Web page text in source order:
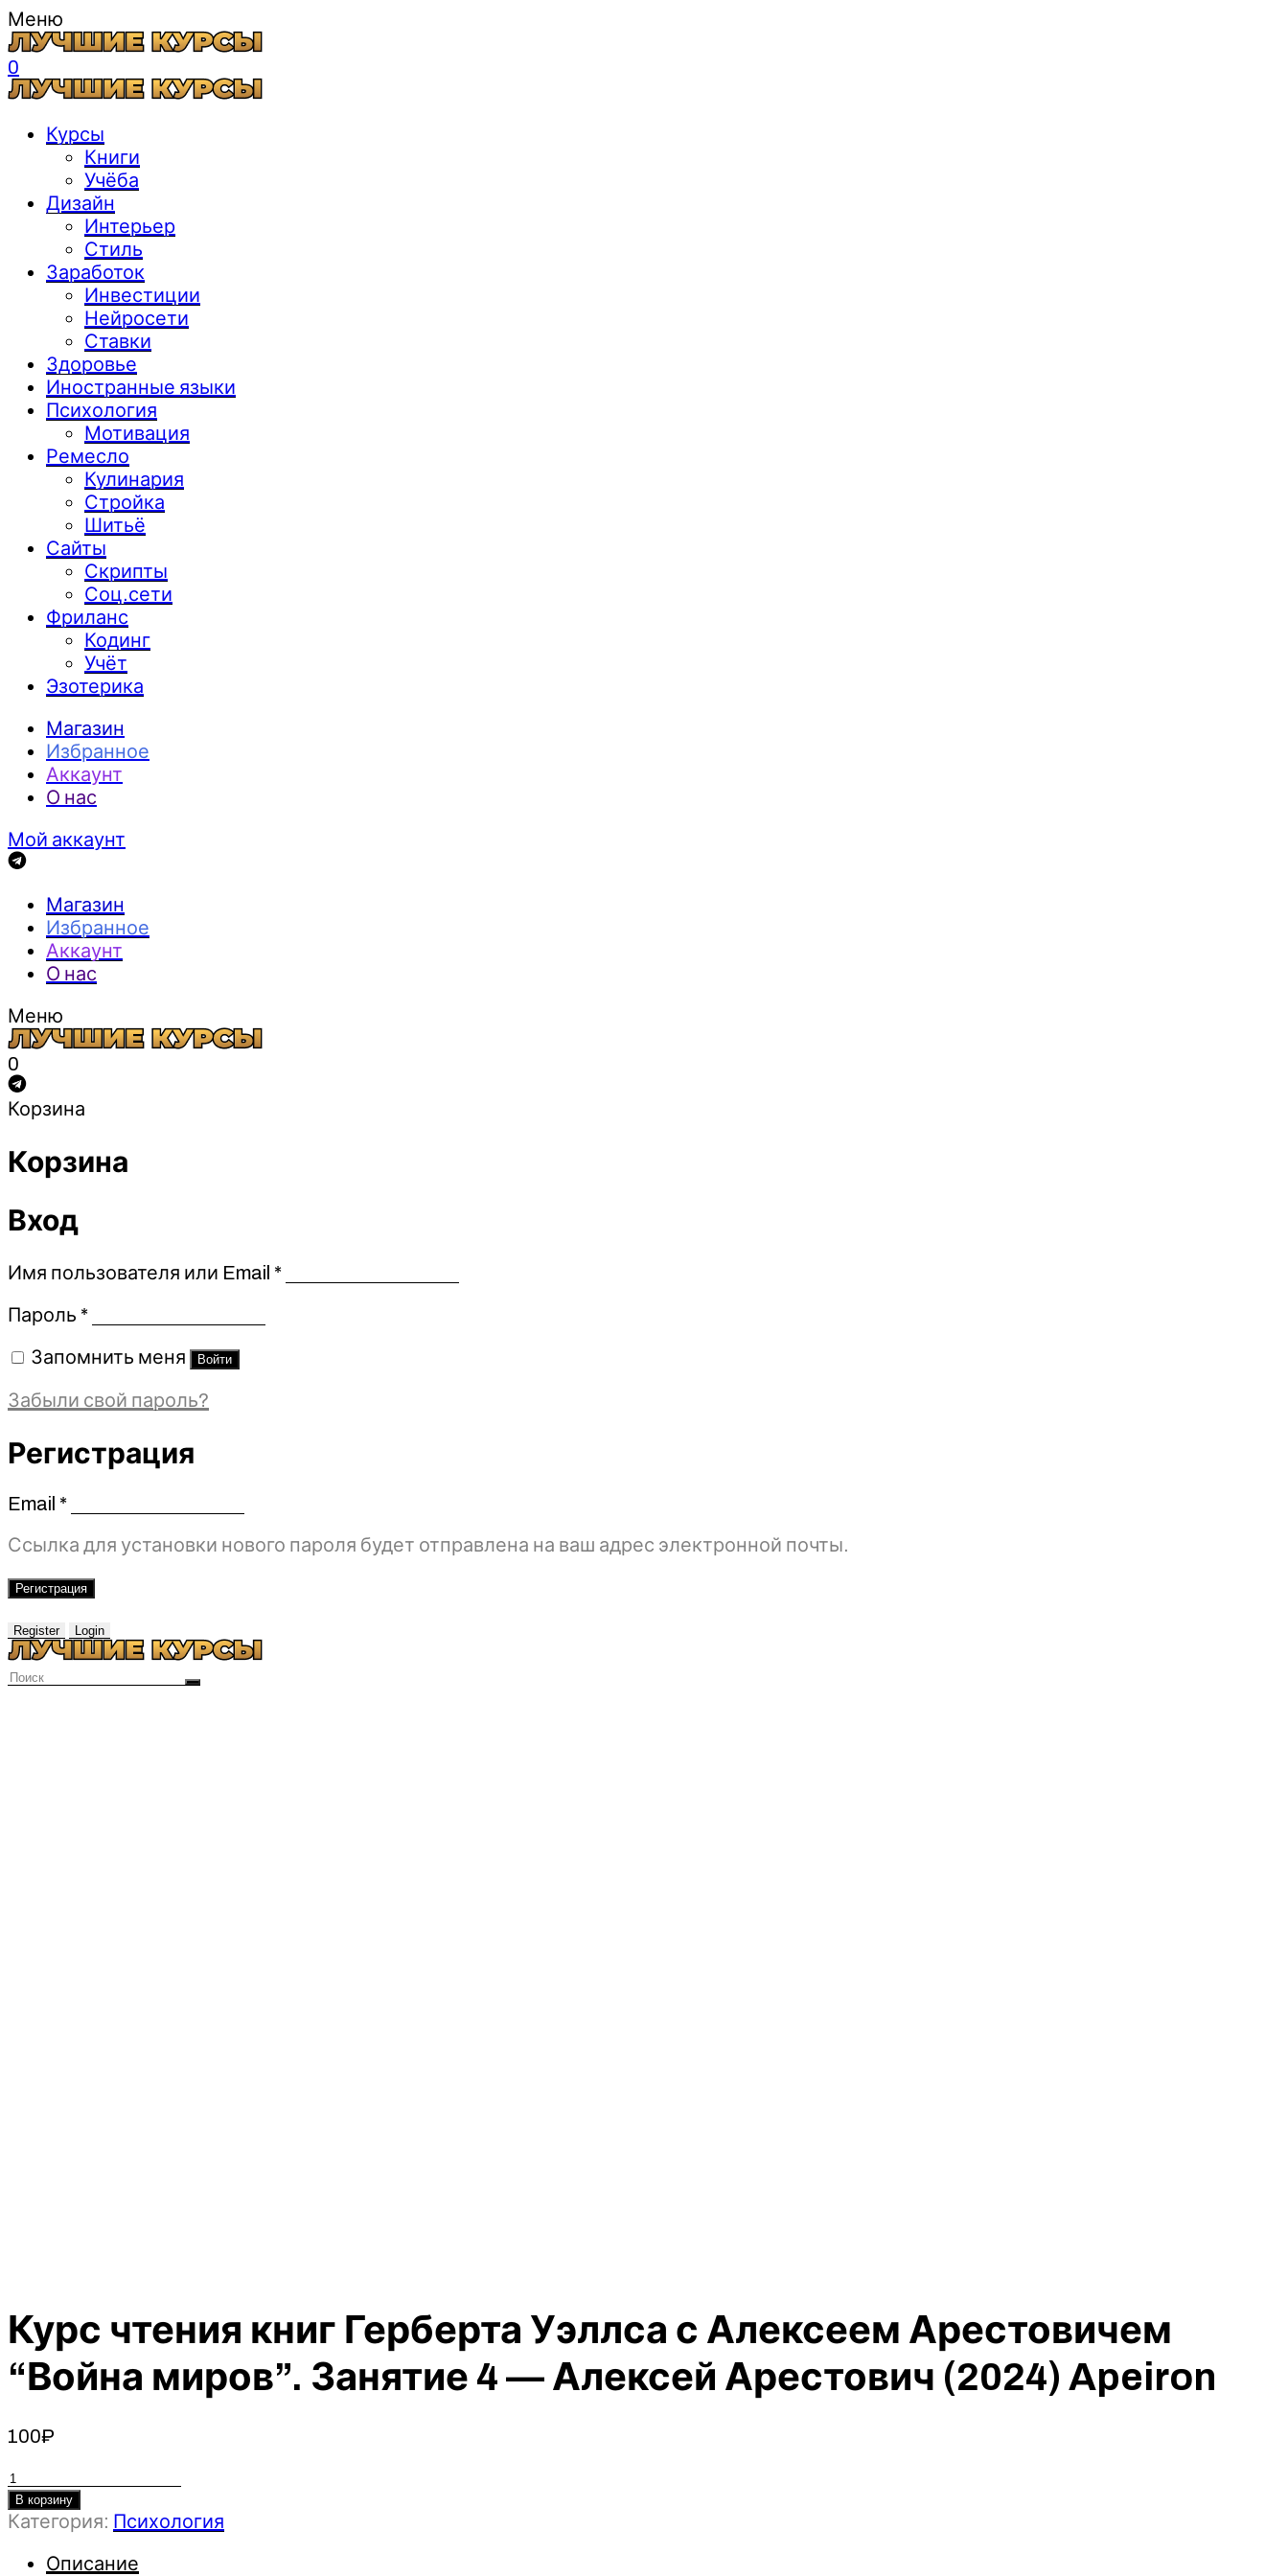
Меню
0
Курсы
Книги
Учёба
Дизайн
Интерьер
Стиль
Заработок
Инвестиции
Нейросети
Ставки
Здоровье
Иностранные языки
Психология
Мотивация
Ремесло
Кулинария
Стройка
Шитьё
Сайты
Скрипты
Соц.сети
Фриланс
Кодинг
Учёт
Эзотерика
Магазин
Избранное
Аккаунт
О нас
Мой аккаунт
Магазин
Избранное
Аккаунт
О нас
Меню
0
Корзина
Корзина
Вход
Имя пользователя или Email *Обязательно
Пароль *Обязательно
Запомнить меня Войти
Забыли свой пароль?
Регистрация
Email *Обязательно
Ссылка для установки нового пароля будет отправлена ​​на ваш адрес электронной почты.
Регистрация
Register Login
Курс чтения книг Герберта Уэллса с Алексеем Арестовичем
“Война миров”. Занятие 4 — Алексей Арестович (2024) Apeiron
100₽
Количество
товара
Курс
книг
В корзину
Категория: Психология
Описание